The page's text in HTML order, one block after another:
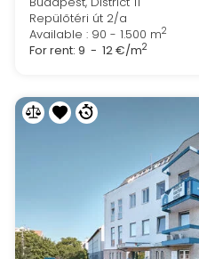
Repülőtéri út 2/a
Available : 90 - 1.500 m2
For rent: 9 - 12 €/m2